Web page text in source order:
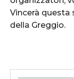
Vincerà questa
della Greggio.